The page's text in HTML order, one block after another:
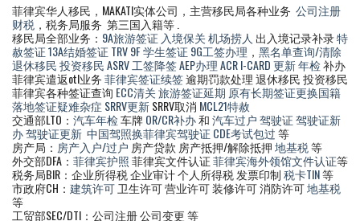
菲律宾华人移民，MAKATI实体公司，主营移民局各种业务 公司注册
财税 ，税务局服务 第三国入籍等 .
移民局全部业务： 9A旅游签证 入境保关机场捞人 出入境记录补录特
赦签证13A结婚签证 TRV9F 学生签证 9G工签办理 ， 黑名单查询/清除
退休移民投资移民ASRV工签降签AEP办理ACR I-CARD 更新年检补办
菲律宾遣返otl业务菲律宾签证续签逾期罚款处理 退休移民 投资移民
菲律宾各种签证查询 ECC清关旅游签证延期 原有长期签证更换国籍
落地签证疑难杂症 SRRV更新SRRV取消 MCL21特赦
交通部LTO： 汽车年检车牌OR/CR补办和汽车过户驾驶证驾驶证新
办驾驶证更新 中国驾照换菲律宾驾驶证 CDE考试包过等
房产局： 房产入户/过户 房产贷款 房产抵押/解除抵押地基税等
外交部DFA： 菲律宾护照菲律宾文件认证菲律宾海外领馆文件认证等
税务局BIR：企业所得税 企业审计 个人所得税 发票印制税卡TIN等
市政府CH： 建筑许可卫生许可 营业许可 装修许可 消防许可地基税
等
工贸部SEC/DTI：公司注册 公司变更 等